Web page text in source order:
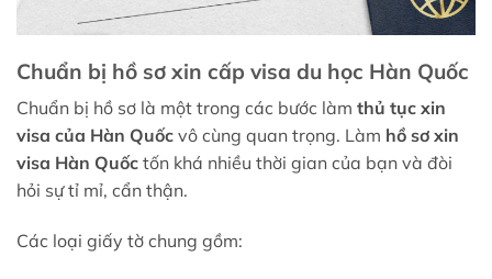
Chuẩn bị hồ sơ xin cấp visa du học Hàn Quốc
Chuẩn bị hồ sơ là một trong các bước làm thủ tục xin
visa của Hàn Quốc vô cùng quan trọng. Làm hồ sơ xin
visa Hàn Quốc tốn khá nhiều thời gian của bạn và đòi
hỏi sự tỉ mỉ, cẩn thận.
Các loại giấy tờ chung gồm: